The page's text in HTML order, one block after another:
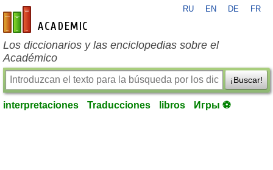
es-academic.com
RU EN DE FR
Los diccionarios y las enciclopedias sobre el
Académico
¡Buscar!
interpretaciones Traducciones libros Игры ⚽